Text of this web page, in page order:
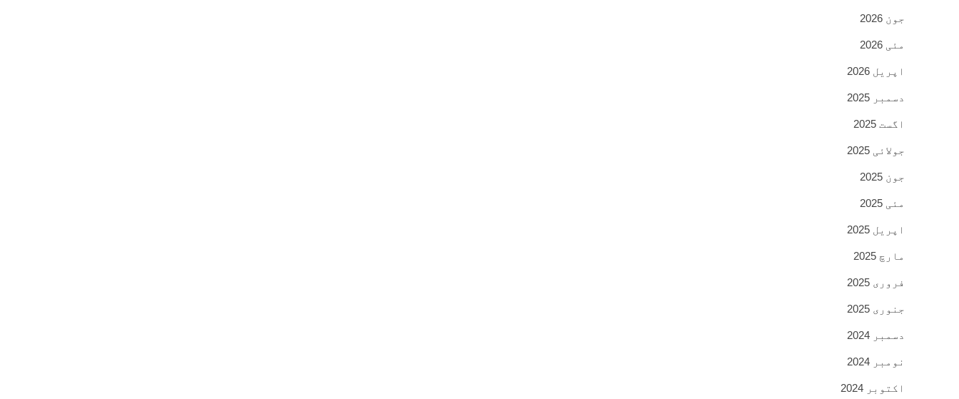
جون 2026
مئی 2026
اپریل 2026
دسمبر 2025
اگست 2025
جولائی 2025
جون 2025
مئی 2025
اپریل 2025
مارچ 2025
فروری 2025
جنوری 2025
دسمبر 2024
نومبر 2024
اکتوبر 2024